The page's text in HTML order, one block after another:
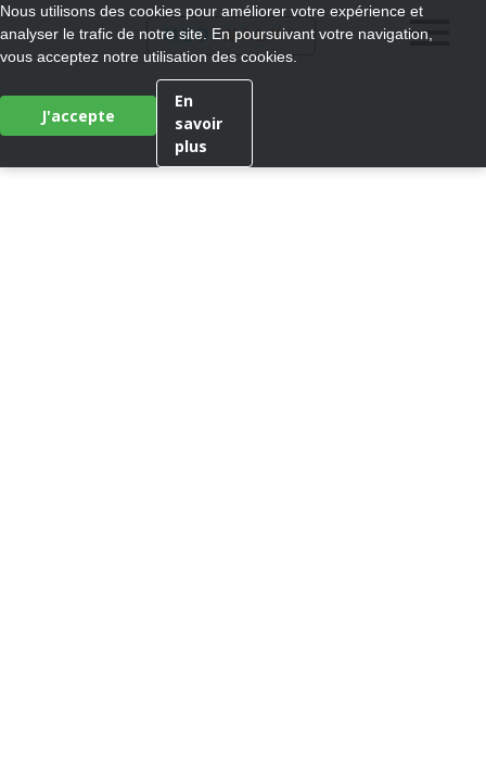
MEDIWALK®
Nous utilisons des cookies pour améliorer votre expérience et
analyser le trafic de notre site. En poursuivant votre navigation,
vous acceptez notre utilisation des cookies.
J'accepte
En
savoir
plus